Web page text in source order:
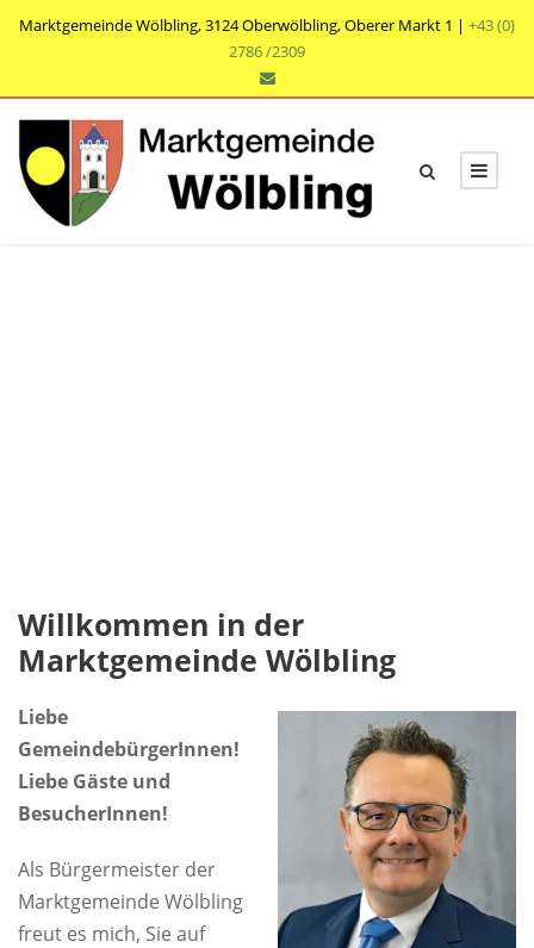
Marktgemeinde Wölbling, 3124 Oberwölbling, Oberer Markt 1 | +43 (0)
2786 /2309
Willkommen in der
Marktgemeinde Wölbling
Liebe
GemeindebürgerInnen!
Liebe Gäste und
BesucherInnen!
Als Bürgermeister der
Marktgemeinde Wölbling
freut es mich, Sie auf